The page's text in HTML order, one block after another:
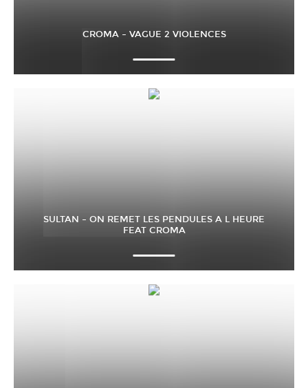
CROMA – VAGUE 2 VIOLENCES
SULTAN – ON REMET LES PENDULES A L HEURE
FEAT CROMA